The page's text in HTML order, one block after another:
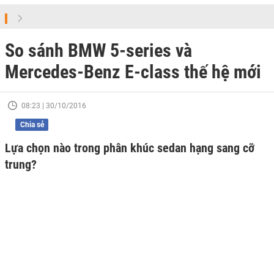
So sánh BMW 5-series và
Mercedes-Benz E-class thế hệ mới
08:23 | 30/10/2016
Chia sẻ
Lựa chọn nào trong phân khúc sedan hạng sang cỡ
trung?